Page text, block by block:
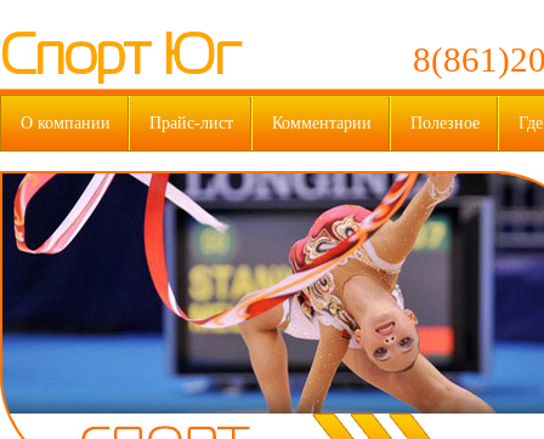
Спорт Юг
О компании Прайс-лист Комментарии Полезное